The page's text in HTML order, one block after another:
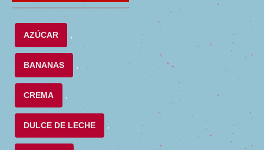
AZÚCAR ,
BANANAS ,
CREMA ,
DULCE DE LECHE ,